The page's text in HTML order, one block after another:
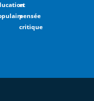
et
pensée
critique